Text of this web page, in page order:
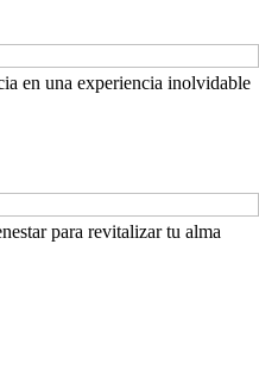
en una experiencia inolvidable
para revitalizar tu alma